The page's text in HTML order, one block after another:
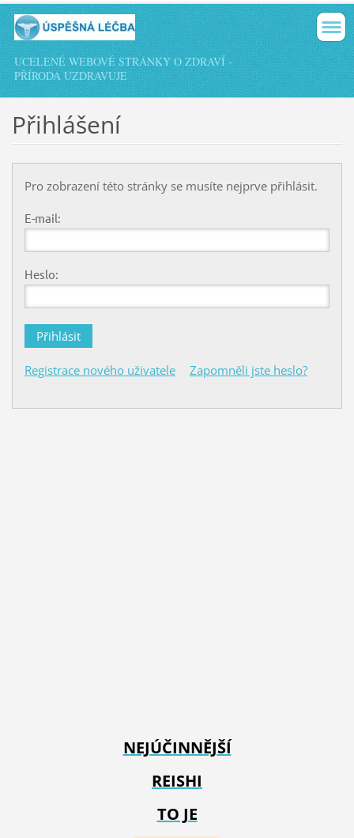
UCELENÉ WEBOVÉ STRÁNKY O ZDRAVÍ -
PŘÍRODA UZDRAVUJE
Přihlášení
Pro zobrazení této stránky se musíte nejprve přihlásit.
E-mail:
Heslo:
Registrace nového uživatele Zapomněli jste heslo?
NEJÚČINNĚJŠÍ
REISHI
TO JE